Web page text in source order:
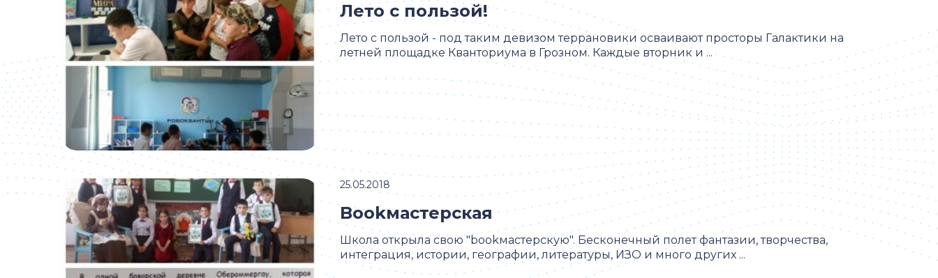
Лето с пользой - под таким девизом террановики осваивают просторы Галактики на
летней площадке Кванториума в Грозном. Каждые вторник и ...
Лето с пользой!
Школа открыла свою "bookмастерскую". Бесконечный полет фантазии, творчества,
интеграция, истории, географии, литературы, ИЗО и много других ...
Bookмастерская
25.05.2018